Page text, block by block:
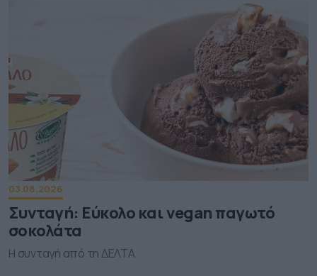
αλάτι 1 κ.γ. εκχύλισμα βανίλιας 2/3 κούπας άγλυκο […]
03.08.2026
Συνταγή: Εύκολο και vegan παγωτό
σοκολάτα
Η συνταγή από τη ΔΕΛΤΑ